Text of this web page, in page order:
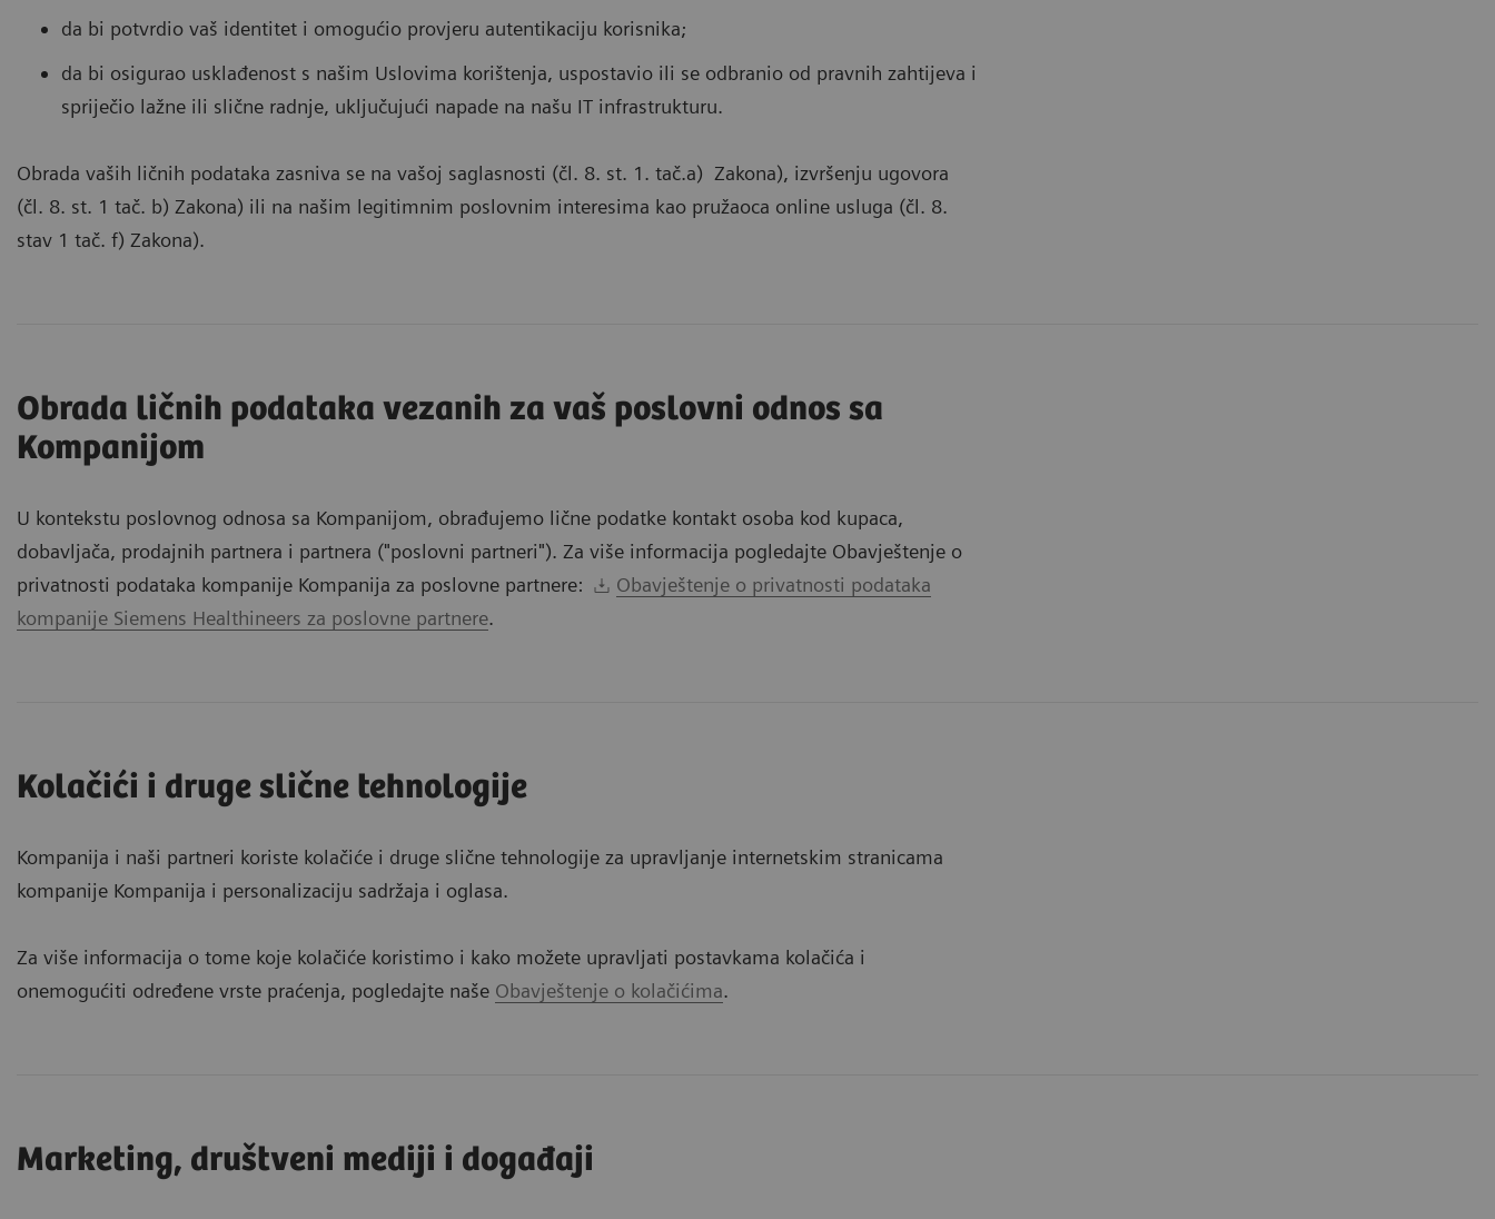
da bi potvrdio vaš identitet i omogućio provjeru autentikaciju korisnika;
da bi osigurao usklađenost s našim Uslovima korištenja, uspostavio ili se odbranio od pravnih zahtijeva i
spriječio lažne ili slične radnje, uključujući napade na našu IT infrastrukturu.
Obrada vaših ličnih podataka zasniva se na vašoj saglasnosti (čl. 8. st. 1. tač.a) Zakona), izvršenju ugovora
(čl. 8. st. 1 tač. b) Zakona) ili na našim legitimnim poslovnim interesima kao pružaoca online usluga (čl. 8.
stav 1 tač. f) Zakona).
Obrada ličnih podataka vezanih za vaš poslovni odnos sa
Kompanijom
U kontekstu poslovnog odnosa sa Kompanijom, obrađujemo lične podatke kontakt osoba kod kupaca,
dobavljača, prodajnih partnera i partnera ("poslovni partneri"). Za više informacija pogledajte Obavještenje o
privatnosti podataka kompanije Kompanija za poslovne partnere:
Obavještenje o privatnosti podataka
kompanije Siemens Healthineers za poslovne partnere.
Kolačići i druge slične tehnologije
Kompanija i naši partneri koriste kolačiće i druge slične tehnologije za upravljanje internetskim stranicama
kompanije Kompanija i personalizaciju sadržaja i oglasa.
Za više informacija o tome koje kolačiće koristimo i kako možete upravljati postavkama kolačića i
onemogućiti određene vrste praćenja, pogledajte naše Obavještenje o kolačićima.
Marketing, društveni mediji i događaji